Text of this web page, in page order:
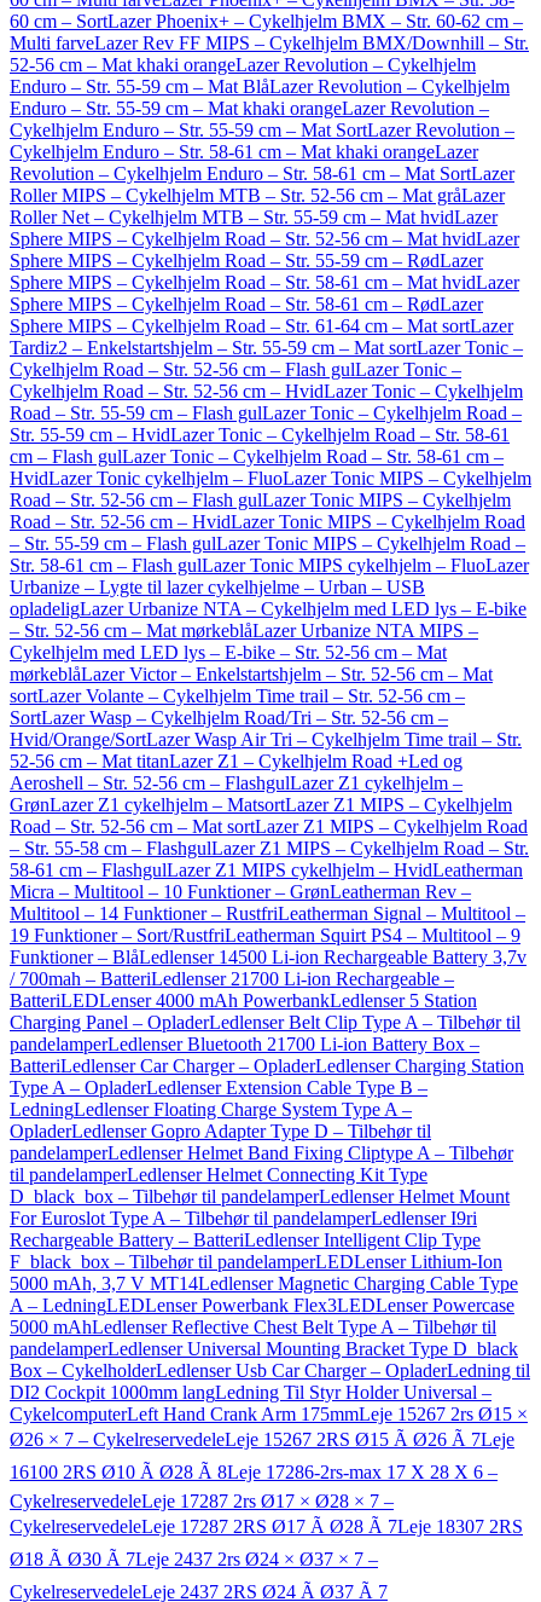
60 cm – SortLazer Phoenix+ – Cykelhjelm BMX – Str. 60-62 cm –
Multi farveLazer Rev FF MIPS – Cykelhjelm BMX/Downhill – Str.
52-56 cm – Mat khaki orangeLazer Revolution – Cykelhjelm
Enduro – Str. 55-59 cm – Mat BlåLazer Revolution – Cykelhjelm
Enduro – Str. 55-59 cm – Mat khaki orangeLazer Revolution –
Cykelhjelm Enduro – Str. 55-59 cm – Mat SortLazer Revolution –
Cykelhjelm Enduro – Str. 58-61 cm – Mat khaki orangeLazer
Revolution – Cykelhjelm Enduro – Str. 58-61 cm – Mat SortLazer
Roller MIPS – Cykelhjelm MTB – Str. 52-56 cm – Mat gråLazer
Roller Net – Cykelhjelm MTB – Str. 55-59 cm – Mat hvidLazer
Sphere MIPS – Cykelhjelm Road – Str. 52-56 cm – Mat hvidLazer
Sphere MIPS – Cykelhjelm Road – Str. 55-59 cm – RødLazer
Sphere MIPS – Cykelhjelm Road – Str. 58-61 cm – Mat hvidLazer
Sphere MIPS – Cykelhjelm Road – Str. 58-61 cm – RødLazer
Sphere MIPS – Cykelhjelm Road – Str. 61-64 cm – Mat sortLazer
Tardiz2 – Enkelstartshjelm – Str. 55-59 cm – Mat sortLazer Tonic –
Cykelhjelm Road – Str. 52-56 cm – Flash gulLazer Tonic –
Cykelhjelm Road – Str. 52-56 cm – HvidLazer Tonic – Cykelhjelm
Road – Str. 55-59 cm – Flash gulLazer Tonic – Cykelhjelm Road –
Str. 55-59 cm – HvidLazer Tonic – Cykelhjelm Road – Str. 58-61
cm – Flash gulLazer Tonic – Cykelhjelm Road – Str. 58-61 cm –
HvidLazer Tonic cykelhjelm – FluoLazer Tonic MIPS – Cykelhjelm
Road – Str. 52-56 cm – Flash gulLazer Tonic MIPS – Cykelhjelm
Road – Str. 52-56 cm – HvidLazer Tonic MIPS – Cykelhjelm Road
– Str. 55-59 cm – Flash gulLazer Tonic MIPS – Cykelhjelm Road –
Str. 58-61 cm – Flash gulLazer Tonic MIPS cykelhjelm – FluoLazer
Urbanize – Lygte til lazer cykelhjelme – Urban – USB
opladeligLazer Urbanize NTA – Cykelhjelm med LED lys – E-bike
– Str. 52-56 cm – Mat mørkeblåLazer Urbanize NTA MIPS –
Cykelhjelm med LED lys – E-bike – Str. 52-56 cm – Mat
mørkeblåLazer Victor – Enkelstartshjelm – Str. 52-56 cm – Mat
sortLazer Volante – Cykelhjelm Time trail – Str. 52-56 cm –
SortLazer Wasp – Cykelhjelm Road/Tri – Str. 52-56 cm –
Hvid/Orange/SortLazer Wasp Air Tri – Cykelhjelm Time trail – Str.
52-56 cm – Mat titanLazer Z1 – Cykelhjelm Road +Led og
Aeroshell – Str. 52-56 cm – FlashgulLazer Z1 cykelhjelm –
GrønLazer Z1 cykelhjelm – MatsortLazer Z1 MIPS – Cykelhjelm
Road – Str. 52-56 cm – Mat sortLazer Z1 MIPS – Cykelhjelm Road
– Str. 55-58 cm – FlashgulLazer Z1 MIPS – Cykelhjelm Road – Str.
58-61 cm – FlashgulLazer Z1 MIPS cykelhjelm – HvidLeatherman
Micra – Multitool – 10 Funktioner – GrønLeatherman Rev –
Multitool – 14 Funktioner – RustfriLeatherman Signal – Multitool –
19 Funktioner – Sort/RustfriLeatherman Squirt PS4 – Multitool – 9
Funktioner – BlåLedlenser 14500 Li-ion Rechargeable Battery 3,7v
/ 700mah – BatteriLedlenser 21700 Li-ion Rechargeable –
BatteriLEDLenser 4000 mAh PowerbankLedlenser 5 Station
Charging Panel – OpladerLedlenser Belt Clip Type A – Tilbehør til
pandelamperLedlenser Bluetooth 21700 Li-ion Battery Box –
BatteriLedlenser Car Charger – OpladerLedlenser Charging Station
Type A – OpladerLedlenser Extension Cable Type B –
LedningLedlenser Floating Charge System Type A –
OpladerLedlenser Gopro Adapter Type D – Tilbehør til
pandelamperLedlenser Helmet Band Fixing Cliptype A – Tilbehør
til pandelamperLedlenser Helmet Connecting Kit Type
D_black_box – Tilbehør til pandelamperLedlenser Helmet Mount
For Euroslot Type A – Tilbehør til pandelamperLedlenser I9ri
Rechargeable Battery – BatteriLedlenser Intelligent Clip Type
F_black_box – Tilbehør til pandelamperLEDLenser Lithium-Ion
5000 mAh, 3,7 V MT14Ledlenser Magnetic Charging Cable Type
A – LedningLEDLenser Powerbank Flex3LEDLenser Powercase
5000 mAhLedlenser Reflective Chest Belt Type A – Tilbehør til
pandelamperLedlenser Universal Mounting Bracket Type D_black
Box – CykelholderLedlenser Usb Car Charger – OpladerLedning til
DI2 Cockpit 1000mm langLedning Til Styr Holder Universal –
CykelcomputerLeft Hand Crank Arm 175mmLeje 15267 2rs Ø15 ×
Ø26 × 7 – CykelreservedeleLeje 15267 2RS Ø15 Ã Ø26 Ã 7Leje
16100 2RS Ø10 Ã Ø28 Ã 8Leje 17286-2rs-max 17 X 28 X 6 –
CykelreservedeleLeje 17287 2rs Ø17 × Ø28 × 7 –
CykelreservedeleLeje 17287 2RS Ø17 Ã Ø28 Ã 7Leje 18307 2RS
Ø18 Ã Ø30 Ã 7Leje 2437 2rs Ø24 × Ø37 × 7 –
CykelreservedeleLeje 2437 2RS Ø24 Ã Ø37 Ã 7